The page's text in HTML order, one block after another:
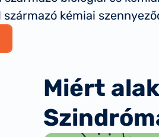
kémiai
Miért